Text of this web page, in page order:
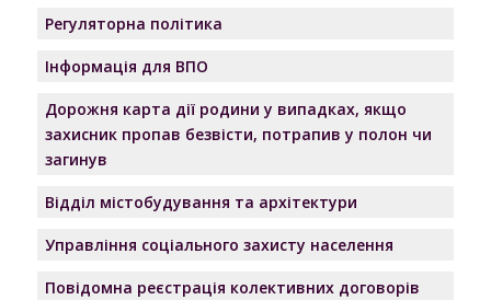
Регуляторна політика
Інформація для ВПО
Дорожня карта дії родини у випадках, якщо
захисник пропав безвісти, потрапив у полон чи
загинув
Відділ містобудування та архітектури
Управління соціального захисту населення
Повідомна реєстрація колективних договорів